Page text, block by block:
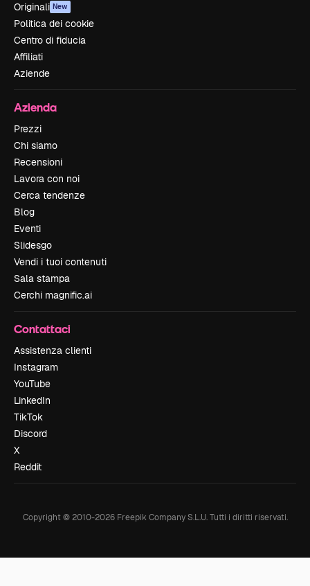
Originali New
Politica dei cookie
Centro di fiducia
Affiliati
Aziende
Azienda
Prezzi
Chi siamo
Recensioni
Lavora con noi
Cerca tendenze
Blog
Eventi
Slidesgo
Vendi i tuoi contenuti
Sala stampa
Cerchi magnific.ai
Contattaci
Assistenza clienti
Instagram
YouTube
LinkedIn
TikTok
Discord
X
Reddit
Copyright © 2010-2026Freepik Company S.L.U. Tutti i diritti riservati.